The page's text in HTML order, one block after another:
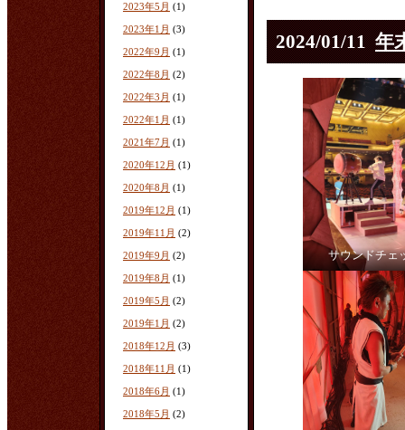
2023年5月 (1)
2023年1月 (3)
2022年9月 (1)
2022年8月 (2)
2022年3月 (1)
2022年1月 (1)
2021年7月 (1)
2020年12月 (1)
2020年8月 (1)
2019年12月 (1)
2019年11月 (2)
2019年9月 (2)
2019年8月 (1)
2019年5月 (2)
2019年1月 (2)
2018年12月 (3)
2018年11月 (1)
2018年6月 (1)
2018年5月 (2)
2024/01/11 年
サウンドチェ